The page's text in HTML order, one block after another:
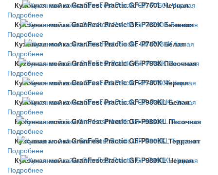
Кухонная мойка GranFest Practic GF-P760L Черная
Подробнее
Кухонная мойка GranFest Practic GF-P780K Бежевая
Подробнее
Кухонная мойка GranFest Practic GF-P780K Белая
Подробнее
Кухонная мойка GranFest Practic GF-P780K Песочная
Подробнее
Кухонная мойка GranFest Practic GF-P780K Черная
Подробнее
Кухонная мойка GranFest Practic GF-P980KL Белая
Подробнее
Кухонная мойка GranFest Practic GF-P980KL Песочная
Подробнее
Кухонная мойка GranFest Practic GF-P980KL Терракот
Подробнее
Кухонная мойка GranFest Practic GF-P980KL Черная
Подробнее